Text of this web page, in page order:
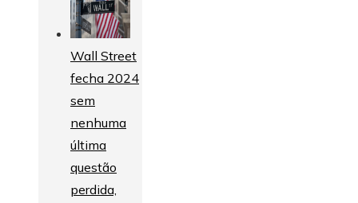
Wall Street
fecha 2024
sem
nenhuma
última
questão
perdida,